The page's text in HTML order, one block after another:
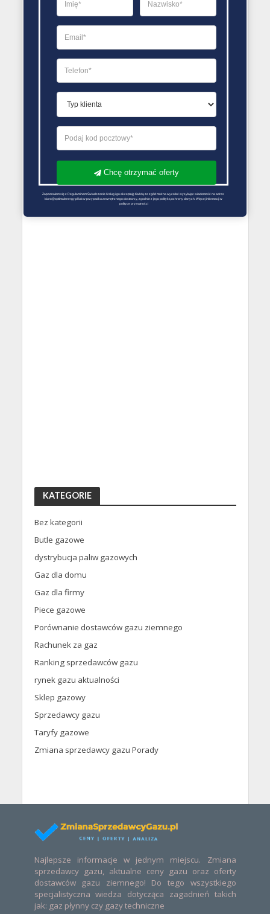
zakańcza się z kolei uregulowaniem należności ze
rachunki będą już wystawiane przez nowego
dostawcę paliwa gazowego..
PORÓWNYWARKA OFERT GAZU
KATEGORIE
Bez kategorii
Butle gazowe
dystrybucja paliw gazowych
Gaz dla domu
Gaz dla firmy
Piece gazowe
Porównanie dostawców gazu ziemnego
Rachunek za gaz
Ranking sprzedawców gazu
rynek gazu aktualności
Sklep gazowy
Sprzedawcy gazu
Taryfy gazowe
Zmiana sprzedawcy gazu Porady
Najlepsze informacje w jednym miejscu. Zmiana
sprzedawcy gazu, aktualne ceny gazu oraz oferty
dostawców gazu ziemnego! Do tego wszystkiego
specjalistyczna wiedza dotycząca zagadnień takich
jak: gaz płynny czy gazy techniczne
Chcę otrzymać oferty
Zapoznałem się z Regulaminem Świadczenie Usług i go akceptuję Każdą ze zgód można wycofać wysyłając wiadomość na adres
biuro@optimalenergy.pl lub w przypadku zewnętrznego dostawcy, zgodnie z jego polityką ochrony danych. Więcej informacji w
polityce prywatności